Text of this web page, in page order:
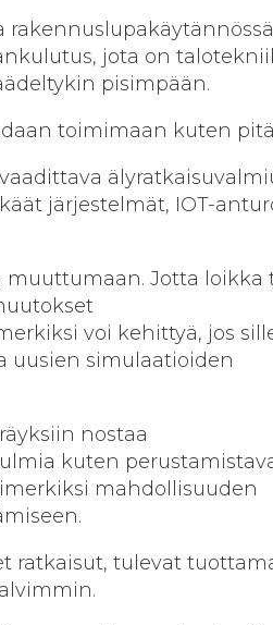
jota on
pisimpään.
toimimaan kuten
järjestelmät, IOT-
Jotta loikka
voi kehittyä, jos
uusien simulaatioiden
nostaa
kuten
mahdollisuuden
ratkaisut, tulevat